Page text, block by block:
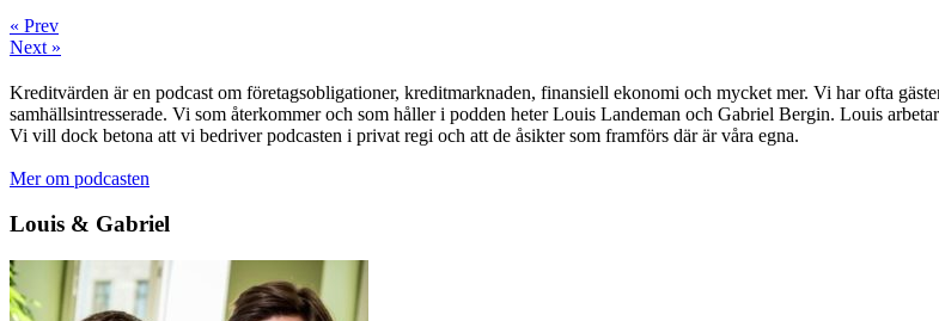
« Prev
Next »
Kreditvärden är en podcast om företagsobligationer, kreditmarknaden, finansiell ekonomi och mycket mer. Vi har ofta
samhällsintresserade. Vi som återkommer och som håller i podden heter Louis Landeman och Gabriel Bergin. Louis
Vi vill dock betona att vi bedriver podcasten i privat regi och att de åsikter som framförs där är våra egna.
Mer om podcasten
Louis & Gabriel